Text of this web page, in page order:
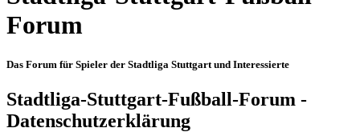
Forum
Das Forum für Spieler der Stadtliga Stuttgart und Interessierte
Stadtliga-Stuttgart-Fußball-Forum -
Datenschutzerklärung